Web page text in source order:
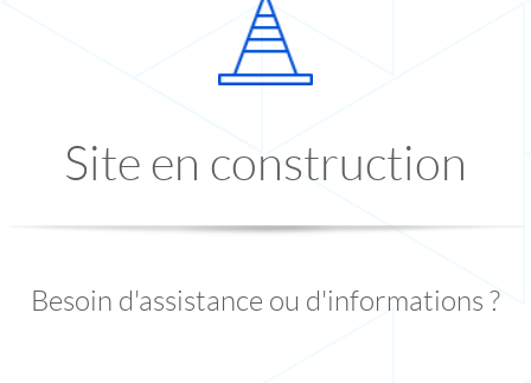
Site en construction
Besoin d'assistance ou d'informations ?